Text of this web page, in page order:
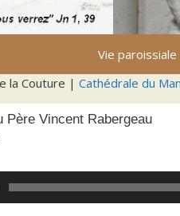
Vie paroissiale
la Couture | Cathédrale du
Père Vincent Rabergeau